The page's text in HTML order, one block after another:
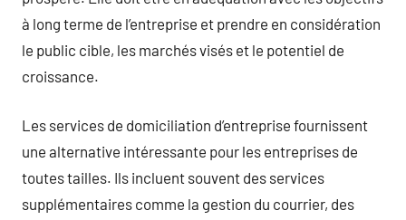
à long terme de l’entreprise et prendre en considération
le public cible, les marchés visés et le potentiel de
croissance.
Les services de domiciliation d’entreprise fournissent
une alternative intéressante pour les entreprises de
toutes tailles. Ils incluent souvent des services
supplémentaires comme la gestion du courrier, des